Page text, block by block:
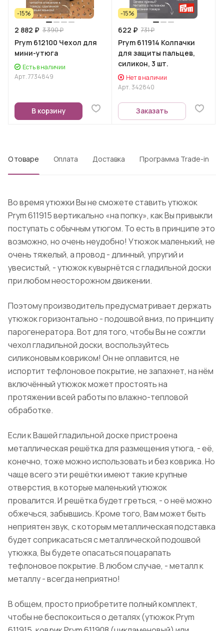
-15%
2 882 ₽ 3 390 ₽
Prym 612100 Чехол для
мини-утюга
Есть в наличии
Арт.7734849
В корзину
-15%
622 ₽ 731 ₽
Prym 611914 Колпачки
для защиты пальцев,
силикон, 3 шт.
Нет в наличии
Арт.342840
Заказать
О товаре Оплата Доставка Программа Trade-in
Во время утюжки Вы не сможете ставить утюжок
Prym 611915 вертикально «на попку», как Вы привыкли
поступать с обычным утюгом. То есть в принципе это
возможно, но очень неудобно! Утюжок маленький, не
очень тяжелый, а провод - длинный, упругий и
увесистый, - утюжок кувырнётся с гладильной доски
при любом неосторожном движении.
Поэтому производитель предусматривает держать
утюжок горизонтально - подошвой вниз, по принципу
парогенератора. Вот для того, чтобы Вы не сожгли
чехол гладильной доски, воспользуйтесь
силиконовым ковриком! Он не оплавится, не
испортит тефлоновое покрытие, не запахнет, на нём
включённый утюжок может простоять на
протяжении всей работы по влажно-тепловой
обработке.
Если к Вашей гладильной доске пристроена
металлическая решётка для размещения утюга, - её,
конечно, тоже можно использовать и без коврика. Но
чаще всего эти решётки имеют такие крупные
отверстия, в которые маленький утюжок
провалится. И решётка будет греться, - о неё можно
обжечься, забывшись. Кроме того, Вам может быть
неприятен звук, с которым металлическая подставка
будет соприкасаться с металлической подошвой
утюжка, Вы будете опасаться поцарапать
тефлоновое покрытие. В любом случае, - металл к
металлу - всегда неприятно!
В общем, просто приобретите полный комплект,
чтобы не беспокоиться о деталях (утюжок Prym